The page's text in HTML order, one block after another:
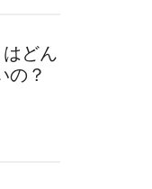
どん
の？